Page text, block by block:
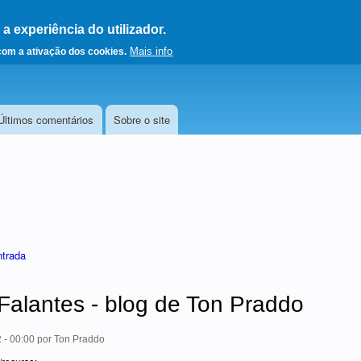
experiência do utilizador.
a ativação dos cookies. Mais info
página principal
comentários Sobre o site
- blog de Ton Praddo
- 00:00por Ton Praddo